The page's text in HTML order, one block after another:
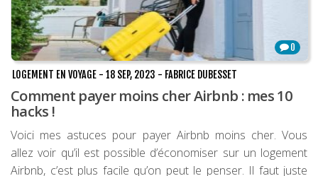
0
LOGEMENT EN VOYAGE - 18 SEP, 2023 - FABRICE DUBESSET
Comment payer moins cher Airbnb : mes 10
hacks !
Voici mes astuces pour payer Airbnb moins cher. Vous
allez voir qu’il est possible d’économiser sur un logement
Airbnb, c’est plus facile qu’on peut le penser. Il faut juste